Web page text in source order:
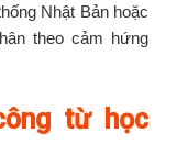
Nhật Bản hoặc
theo cảm hứng
từ học